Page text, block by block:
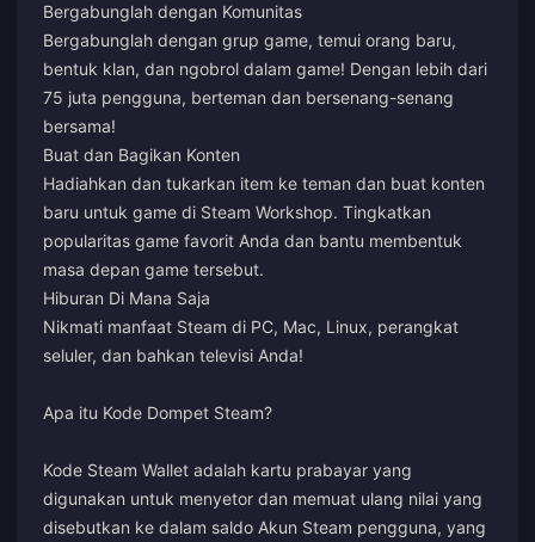
Bergabunglah dengan Komunitas
Bergabunglah dengan grup game, temui orang baru,
bentuk klan, dan ngobrol dalam game! Dengan lebih dari
75 juta pengguna, berteman dan bersenang-senang
bersama!
Buat dan Bagikan Konten
Hadiahkan dan tukarkan item ke teman dan buat konten
baru untuk game di Steam Workshop. Tingkatkan
popularitas game favorit Anda dan bantu membentuk
masa depan game tersebut.
Hiburan Di Mana Saja
Nikmati manfaat Steam di PC, Mac, Linux, perangkat
seluler, dan bahkan televisi Anda!
Apa itu Kode Dompet Steam?
Kode Steam Wallet adalah kartu prabayar yang
digunakan untuk menyetor dan memuat ulang nilai yang
disebutkan ke dalam saldo Akun Steam pengguna, yang